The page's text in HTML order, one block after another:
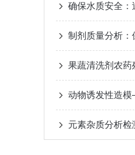
果蔬清洗剂农